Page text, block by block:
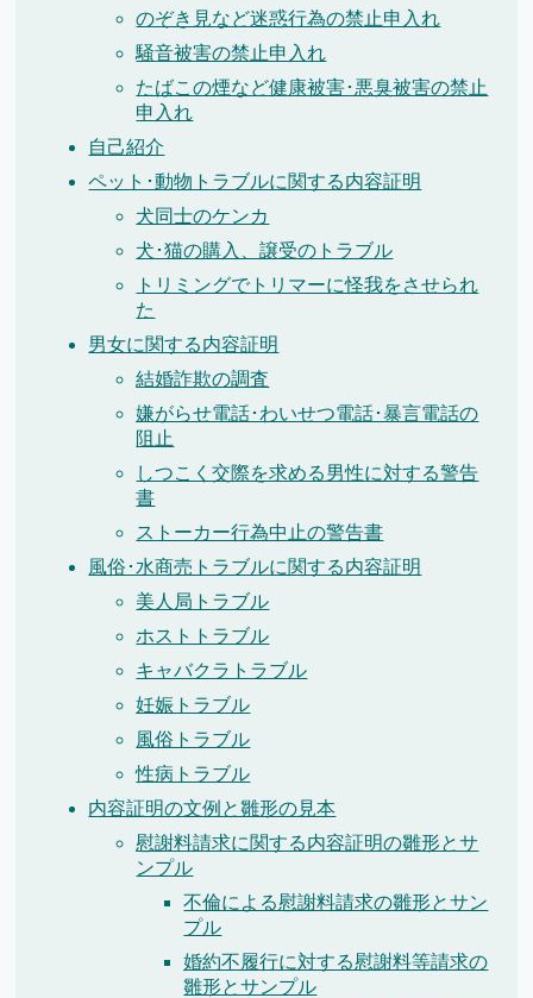
のぞき見など迷惑行為の禁止申入れ
騒音被害の禁止申入れ
たばこの煙など健康被害･悪臭被害の禁止
申入れ
自己紹介
ペット･動物トラブルに関する内容証明
犬同士のケンカ
犬･猫の購入、譲受のトラブル
トリミングでトリマーに怪我をさせられ
た
男女に関する内容証明
結婚詐欺の調査
嫌がらせ電話･わいせつ電話･暴言電話の
阻止
しつこく交際を求める男性に対する警告
書
ストーカー行為中止の警告書
風俗･水商売トラブルに関する内容証明
美人局トラブル
ホストトラブル
キャバクラトラブル
妊娠トラブル
風俗トラブル
性病トラブル
内容証明の文例と雛形の見本
慰謝料請求に関する内容証明の雛形とサ
ンプル
不倫による慰謝料請求の雛形とサン
プル
婚約不履行に対する慰謝料等請求の
雛形とサンプル